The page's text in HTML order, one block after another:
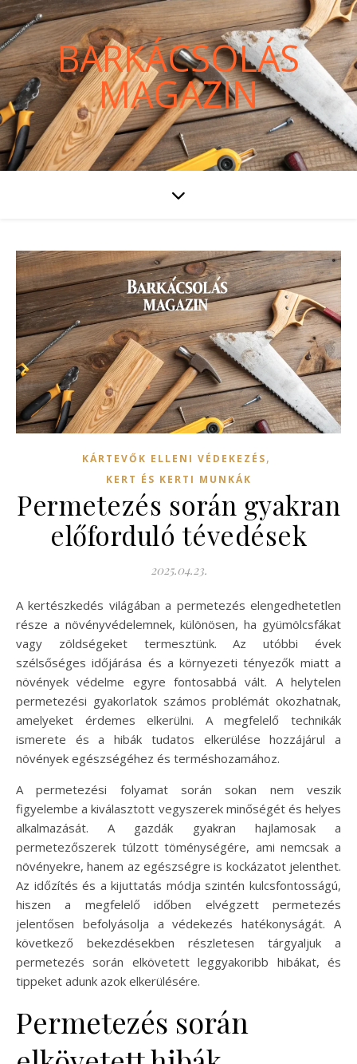
BARKÁCSOLÁS
MAGAZIN
KÁRTEVŐK ELLENI VÉDEKEZÉS,
KERT ÉS KERTI MUNKÁK
Permetezés során gyakran
előforduló tévedések
2025.04.23.
A kertészkedés világában a permetezés elengedhetetlen
része a növényvédelemnek, különösen, ha gyümölcsfákat
vagy zöldségeket termesztünk. Az utóbbi évek
szélsőséges időjárása és a környezeti tényezők miatt a
növények védelme egyre fontosabbá vált. A helytelen
permetezési gyakorlatok számos problémát okozhatnak,
amelyeket érdemes elkerülni. A megfelelő technikák
ismerete és a hibák tudatos elkerülése hozzájárul a
növények egészségéhez és terméshozamához.
A permetezési folyamat során sokan nem veszik
figyelembe a kiválasztott vegyszerek minőségét és helyes
alkalmazását. A gazdák gyakran hajlamosak a
permetezőszerek túlzott töménységére, ami nemcsak a
növényekre, hanem az egészségre is kockázatot jelenthet.
Az időzítés és a kijuttatás módja szintén kulcsfontosságú,
hiszen a megfelelő időben elvégzett permetezés
jelentősen befolyásolja a védekezés hatékonyságát. A
következő bekezdésekben részletesen tárgyaljuk a
permetezés során elkövetett leggyakoribb hibákat, és
tippeket adunk azok elkerülésére.
Permetezés során